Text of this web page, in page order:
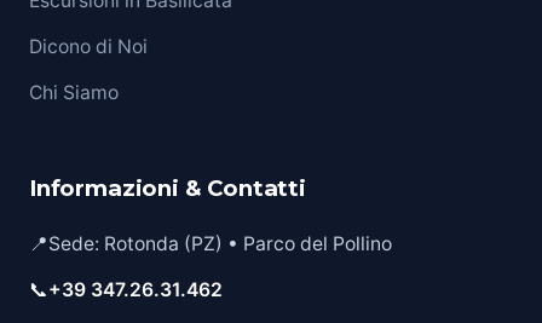
Dicono di Noi
Chi Siamo
Informazioni & Contatti
📍Sede: Rotonda (PZ) • Parco del Pollino
📞+39 347.26.31.462